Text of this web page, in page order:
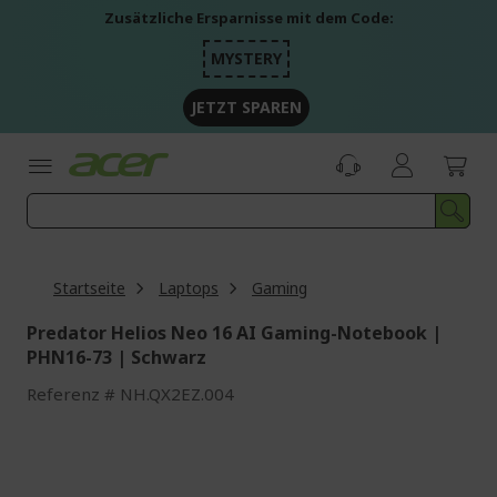
Zusätzliche Ersparnisse mit dem Code:
MYSTERY
JETZT SPAREN
Startseite Laptops Gaming
Predator Helios Neo 16 AI Gaming-Notebook |
PHN16-73 | Schwarz
Referenz NH.QX2EZ.004